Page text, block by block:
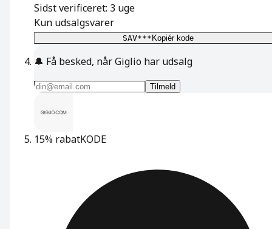
Sidst verificeret: 3 uge
Kun udsalgsvarer
SAV***Kopiér kode
🔔 Få besked, når Giglio har udsalg
Tilmeld
15% rabatKODE